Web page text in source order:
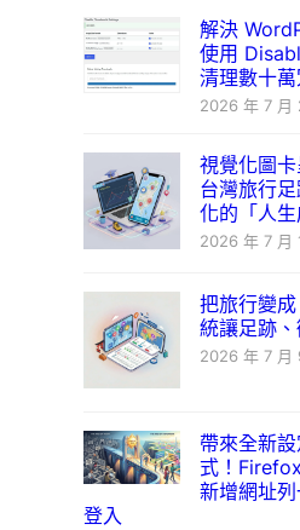
解決
使用
清理數十
2026 年 7 月
視覺化圖
台灣旅行
化的「人
2026 年 7 月
把旅行變
統讓足跡
2026 年 7 月
帶來全新
式！
新增網址
登入